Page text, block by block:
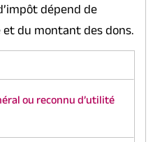
dépend de
du montant des dons.
ou reconnu d’utilité